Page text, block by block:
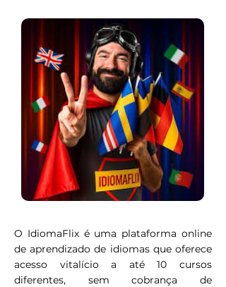
O IdiomaFlix é uma plataforma online
de aprendizado de idiomas que oferece
acesso vitalício a até 10 cursos
diferentes, sem cobrança de